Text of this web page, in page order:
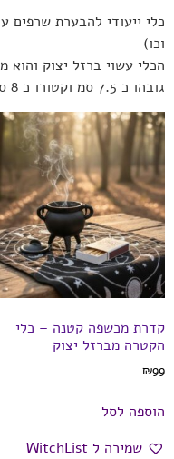
כלי ייעודי להבערת שרפים
וכו)
הכלי עשוי ברזל יצוק והוא
גובהו כ 7.5 סמ וקטורו כ 8 סמ.
קדרת מכשפה קטנה – כלי
הקטרה מברזל יצוק
₪99
הוספה לסל
שמירה ל WitchList